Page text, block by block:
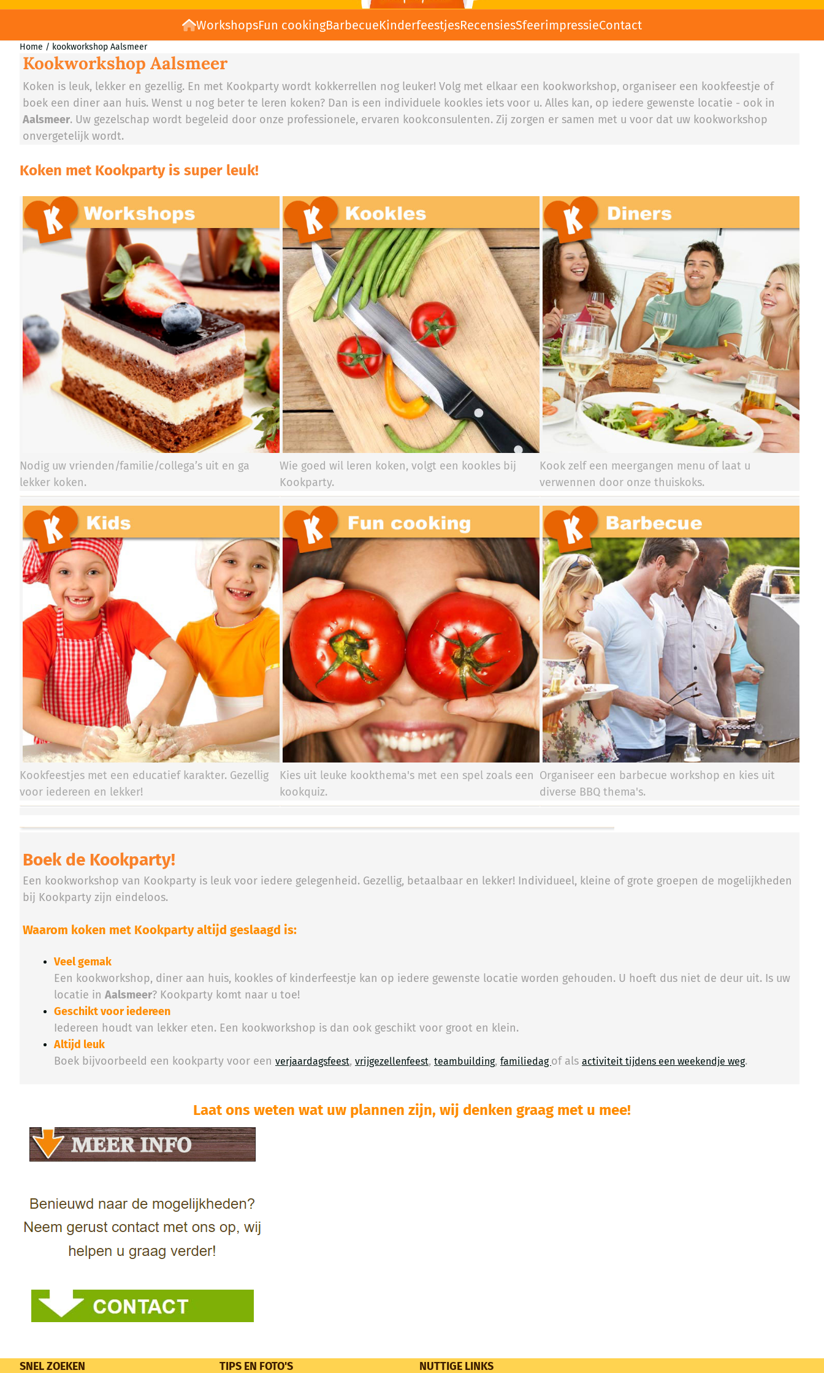
WorkshopsFun cookingBarbecueKinderfeestjesRecensiesSfeerimpressieContact
Home / kookworkshop Aalsmeer
Kookworkshop Aalsmeer
Koken is leuk, lekker en gezellig. En met Kookparty wordt kokkerrellen nog leuker! Volg met elkaar een kookworkshop, organiseer een kookfeestje of
boek een diner aan huis. Wenst u nog beter te leren koken? Dan is een individuele kookles iets voor u. Alles kan, op iedere gewenste locatie - ook in
Aalsmeer. Uw gezelschap wordt begeleid door onze professionele, ervaren kookconsulenten. Zij zorgen er samen met u voor dat uw kookworkshop
onvergetelijk wordt.
Koken met Kookparty is super leuk!
Nodig uw vrienden/familie/collega’s uit en ga
lekker koken.
Wie goed wil leren koken, volgt een kookles bij
Kookparty.​​​​
Kook zelf een meergangen menu of laat u
verwennen door onze thuiskoks.
Kookfeestjes met een educatief karakter. Gezellig
voor iedereen en lekker!
Kies uit leuke kookthema's met een spel zoals een
kookquiz.
Organiseer een barbecue workshop en kies uit
diverse BBQ thema's.
Boek de Kookparty!
Een kookworkshop van Kookparty is leuk voor iedere gelegenheid. Gezellig, betaalbaar en lekker! Individueel, kleine of grote groepen de mogelijkheden
bij Kookparty zijn eindeloos.
Waarom koken met Kookparty altijd geslaagd is:
Veel gemak
Een kookworkshop, diner aan huis, kookles of kinderfeestje kan op iedere gewenste locatie worden gehouden. U hoeft dus niet de deur uit. Is uw
locatie in Aalsmeer? Kookparty komt naar u toe!
Geschikt voor iedereen
Iedereen houdt van lekker eten. Een kookworkshop is dan ook geschikt voor groot en klein.
Altijd leuk
Boek bijvoorbeeld een kookparty voor een verjaardagsfeest, vrijgezellenfeest, teambuilding, familiedag of als activiteit tijdens een weekendje weg.
Laat ons weten wat uw plannen zijn, wij denken graag met u mee!​
SNEL ZOEKEN TIPS EN FOTO'S NUTTIGE LINKS